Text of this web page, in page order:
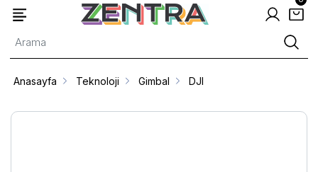
Anasayfa Teknoloji Gimbal DJI